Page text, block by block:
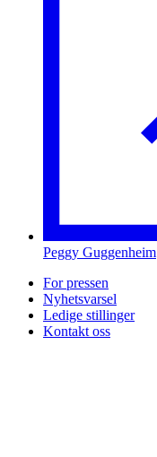
Peggy Guggenheim
For pressen
Nyhetsvarsel
Ledige stillinger
Kontakt oss